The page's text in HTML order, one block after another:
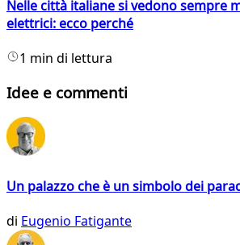
Nelle città italiane si vedono sempre
elettrici: ecco perché
1 min di lettura
Idee e commenti
Un palazzo che è un simbolo dei
di Eugenio Fatigante